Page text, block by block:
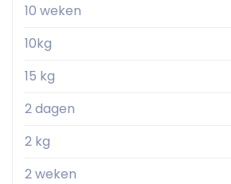
10 weken
10kg
15 kg
2 dagen
2 kg
2 weken